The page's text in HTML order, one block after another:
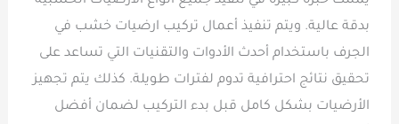
بدقة عالية. ويتم تنفيذ أعمال تركيب ارضيات خشب في
الجرف باستخدام أحدث الأدوات والتقنيات التي تساعد على
تحقيق نتائج احترافية تدوم لفترات طويلة. كذلك يتم تجهيز
الأرضيات بشكل كامل قبل بدء التركيب لضمان أفضل